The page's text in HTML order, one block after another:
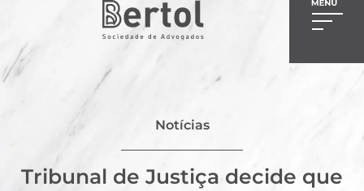
Notícias
Tribunal de Justiça decide que